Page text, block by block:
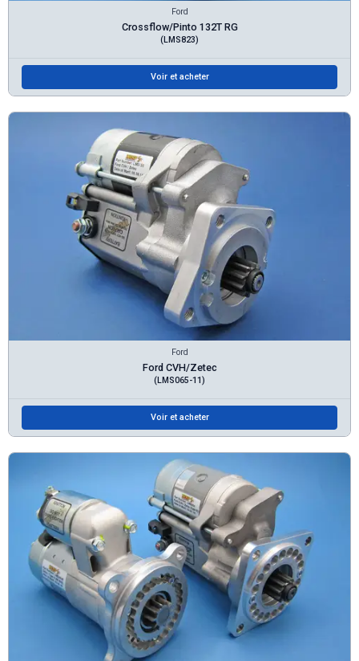
Ford
Crossflow/Pinto 132T RG
(LMS823)
Voir et acheter
Ford
Ford CVH/Zetec
(LMS065-11)
Voir et acheter